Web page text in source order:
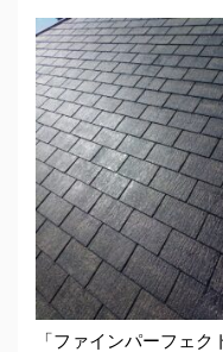
「ファインパーフェ